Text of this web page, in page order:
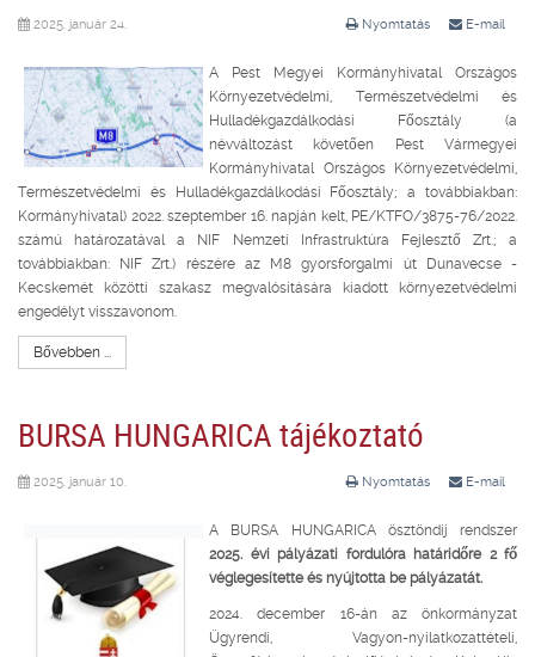
Nyomtatás E-mail
2025. január 24.
A Pest Megyei Kormányhivatal Országos
Környezetvédelmi, Természetvédelmi és
Hulladékgazdálkodási Főosztály (a
névváltozást követően Pest Vármegyei
Kormányhivatal Országos Környezetvédelmi,
Természetvédelmi és Hulladékgazdálkodási Főosztály; a továbbiakban:
Kormányhivatal) 2022. szeptember 16. napján kelt, PE/KTFO/3875-76/2022.
számú határozatával a NIF Nemzeti Infrastruktúra Fejlesztő Zrt.; a
továbbiakban: NIF Zrt.) részére az M8 gyorsforgalmi út Dunavecse -
Kecskemét közötti szakasz megvalósítására kiadott környezetvédelmi
engedélyt visszavonom.
Bővebben ...
BURSA HUNGARICA tájékoztató
Nyomtatás E-mail
2025. január 10.
A BURSA HUNGARICA ösztöndíj rendszer
2025. évi pályázati fordulóra határidőre 2 fő
véglegesítette és nyújtotta be pályázatát.
2024. december 16-án az önkormányzat
Ügyrendi, Vagyon-nyilatkozattételi,